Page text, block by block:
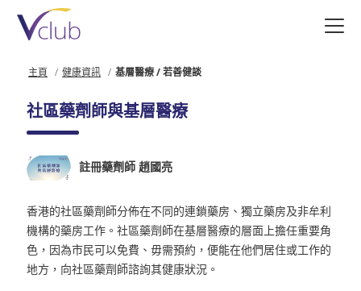
主頁 健康資訊 基層醫療 / 若善健談
社區藥劑師與基層醫療
註冊藥劑師 趙國亮
香港的社區藥劑師分佈在不同的連鎖藥房、獨立藥房及非牟利
機構的藥房工作。社區藥劑師在基層醫療的層面上擔任重要角
色，因為市民可以免費、毋需預約，便能在他們居住或工作的
地方，向社區藥劑師諮詢其健康狀況。